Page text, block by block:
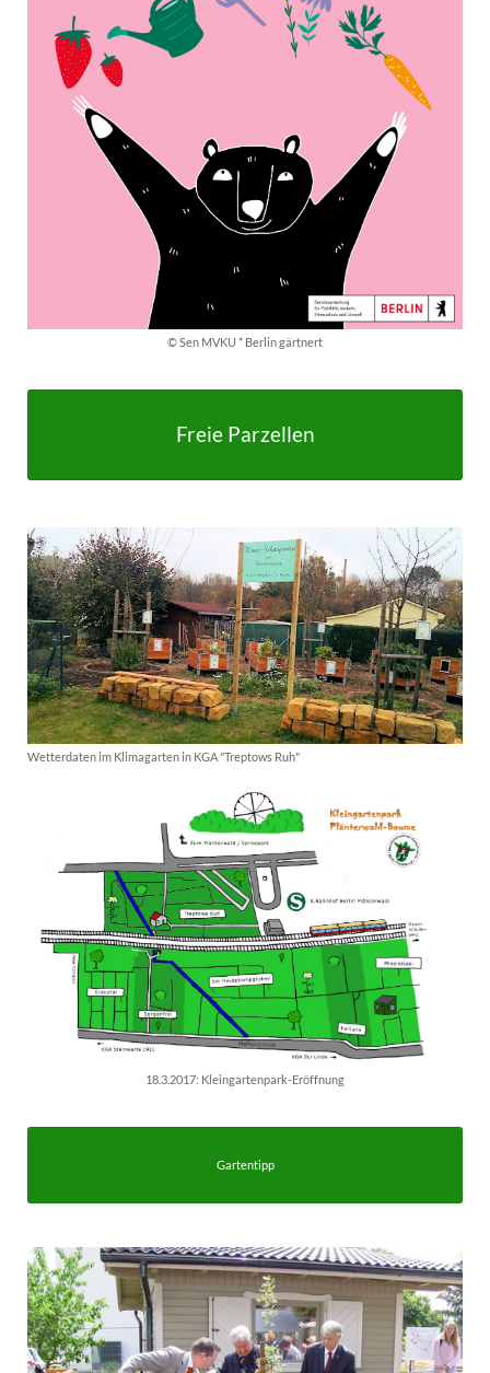
© Sen MVKU * Berlin gärtnert
Freie Parzellen
Wetterdaten im Klimagarten in KGA "Treptows Ruh"
18.3.2017: Kleingartenpark-Eröffnung
Gartentipp